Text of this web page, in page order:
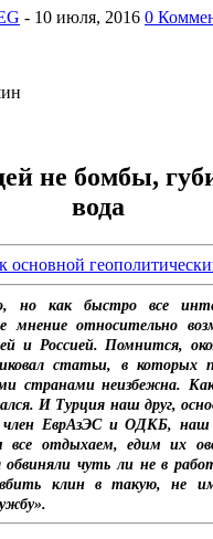
- 0
не бомбы,
вода
но как быстро все
мнение относительно
и Россией. Помнится,
статьи, в которых
странами неизбежна.
И Турция наш друг,
ЕврАзЭС и ОДКБ, наш
отдыхаем, едим их
чуть ли не в
вбить клин в такую, не